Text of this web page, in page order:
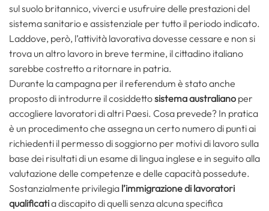
sul suolo britannico, viverci e usufruire delle prestazioni del
sistema sanitario e assistenziale per tutto il periodo indicato.
Laddove, però, l’attività lavorativa dovesse cessare e non si
trova un altro lavoro in breve termine, il cittadino italiano
sarebbe costretto a ritornare in patria.
Durante la campagna per il referendum è stato anche
proposto di introdurre il cosiddettosistema australiano per
accogliere lavoratori di altri Paesi. Cosa prevede? In pratica
è un procedimento che assegna un certo numero di punti ai
richiedenti il permesso di soggiorno per motivi di lavoro sulla
base dei risultati di un esame di lingua inglese e in seguito alla
valutazione delle competenze e delle capacità possedute.
Sostanzialmente privilegia l’immigrazione di lavoratori
qualificatia discapito di quelli senza alcuna specifica